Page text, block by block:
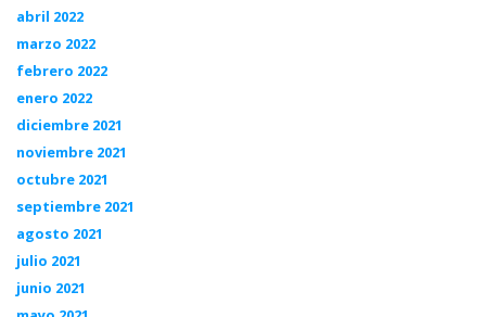
abril 2022
marzo 2022
febrero 2022
enero 2022
diciembre 2021
noviembre 2021
octubre 2021
septiembre 2021
agosto 2021
julio 2021
junio 2021